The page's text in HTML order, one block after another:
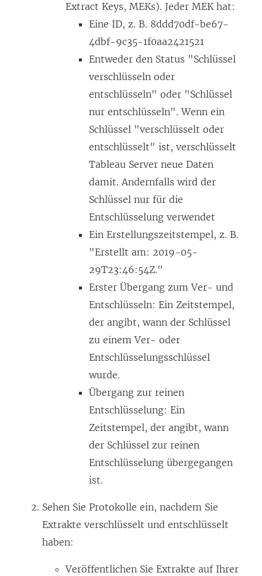
Extract Keys, MEKs). Jeder MEK hat:
Eine ID, z. B. 8ddd70df-be67-
4dbf-9c35-1f0aa2421521
Entweder den Status "Schlüssel
verschlüsseln oder
entschlüsseln" oder "Schlüssel
nur entschlüsseln". Wenn ein
Schlüssel "verschlüsselt oder
entschlüsselt" ist, verschlüsselt
Tableau Server neue Daten
damit. Andernfalls wird der
Schlüssel nur für die
Entschlüsselung verwendet
Ein Erstellungszeitstempel, z. B.
"Erstellt am: 2019-05-
29T23:46:54Z."
Erster Übergang zum Ver- und
Entschlüsseln: Ein Zeitstempel,
der angibt, wann der Schlüssel
zu einem Ver- oder
Entschlüsselungsschlüssel
wurde.
Übergang zur reinen
Entschlüsselung: Ein
Zeitstempel, der angibt, wann
der Schlüssel zur reinen
Entschlüsselung übergegangen
ist.
Sehen Sie Protokolle ein, nachdem Sie
Extrakte verschlüsselt und entschlüsselt
haben:
Veröffentlichen Sie Extrakte auf Ihrer